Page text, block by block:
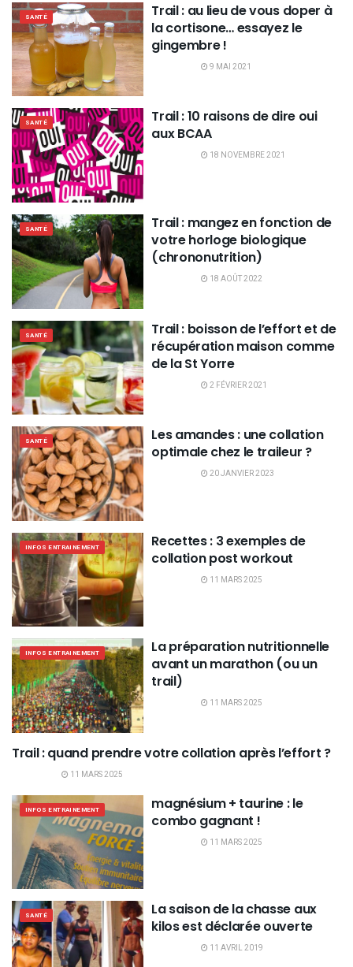
SANTÉ
Trail : au lieu de vous doper à
la cortisone… essayez le
gingembre !
9 MAI 2021
SANTÉ
Trail : 10 raisons de dire oui
aux BCAA
18 NOVEMBRE 2021
SANTÉ
Trail : mangez en fonction de
votre horloge biologique
(chrononutrition)
18 AOÛT 2022
SANTÉ
Trail : boisson de l’effort et de
récupération maison comme
de la St Yorre
2 FÉVRIER 2021
SANTÉ
Les amandes : une collation
optimale chez le traileur ?
20 JANVIER 2023
INFOS ENTRAINEMENT
Recettes : 3 exemples de
collation post workout
11 MARS 2025
INFOS ENTRAINEMENT
La préparation nutritionnelle
avant un marathon (ou un
trail)
11 MARS 2025
INFOS ENTRAINEMENT
Trail : quand prendre votre collation après l’effort ?
11 MARS 2025
INFOS ENTRAINEMENT
magnésium + taurine : le
combo gagnant !
11 MARS 2025
SANTÉ
La saison de la chasse aux
kilos est déclarée ouverte
11 AVRIL 2019